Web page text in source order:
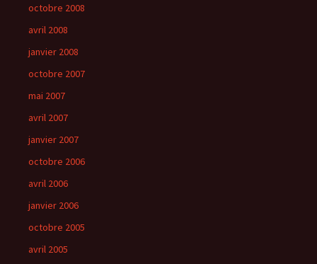
octobre 2008
avril 2008
janvier 2008
octobre 2007
mai 2007
avril 2007
janvier 2007
octobre 2006
avril 2006
janvier 2006
octobre 2005
avril 2005